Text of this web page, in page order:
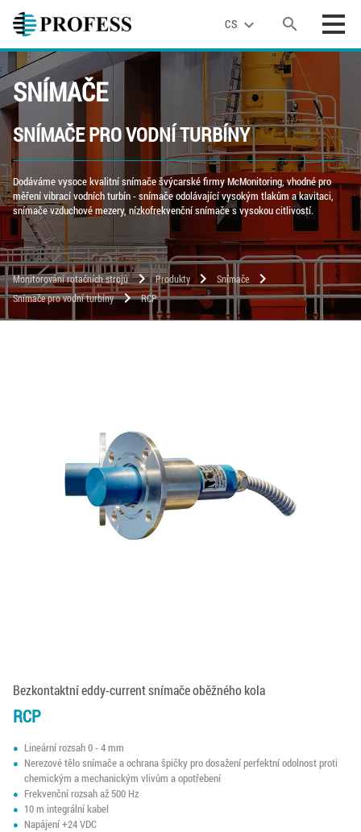
CS expand_more search
SNÍMAČE
SNÍMAČE PRO VODNÍ TURBÍNY
Dodáváme vysoce kvalitní snímače švýcarské firmy McMonitoring, vhodné pro
měření vibrací vodních turbín - snímače odolávající vysokým tlakům a kavitaci,
snímače vzduchové mezery, nízkofrekvenční snímače s vysokou citlivostí.
Monitorování rotačních strojů chevron_right Produkty chevron_right Snímače chevron_right
Snímače pro vodní turbíny chevron_right RCP
Bezkontaktní eddy-current snímače oběžného kola
RCP
Lineární rozsah 0 - 4 mm
Nerezové tělo snímače a ochrana špičky pro dosažení perfektní odolnost proti
chemickým a mechanickým vlivům a opotřebení
Frekvenční rozsah až 500 Hz
10 m integrální kabel
Napájení +24 VDC